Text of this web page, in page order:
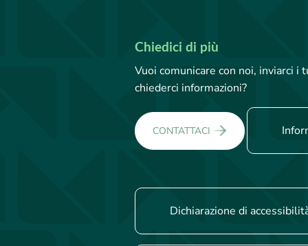
Chiedici di più
Vuoi comunicare con noi, inviarci
chiederci informazioni?
CONTATTACI
Dichiarazione di